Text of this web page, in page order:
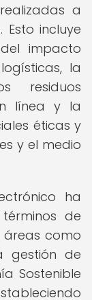
a
incluye
impacto
la
residuos
línea y la
éticas y
y el medio
ha
de
áreas como
gestión de
Sostenible